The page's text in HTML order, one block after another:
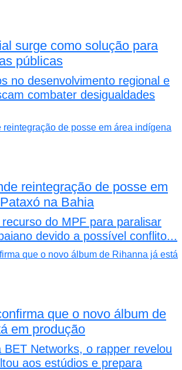
surge como solução para
públicas
no desenvolvimento regional e
combater desigualdades
reintegração de posse em
na Bahia
do MPF para paralisar
devido a possível conflito...
que o novo álbum de
em produção
BET Networks, o rapper revelou
aos estúdios e prepara